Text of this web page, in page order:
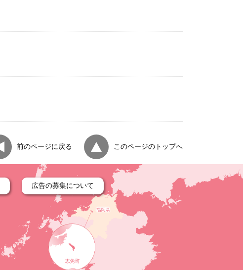
前のページに戻る このページのトップへ
広告の募集について